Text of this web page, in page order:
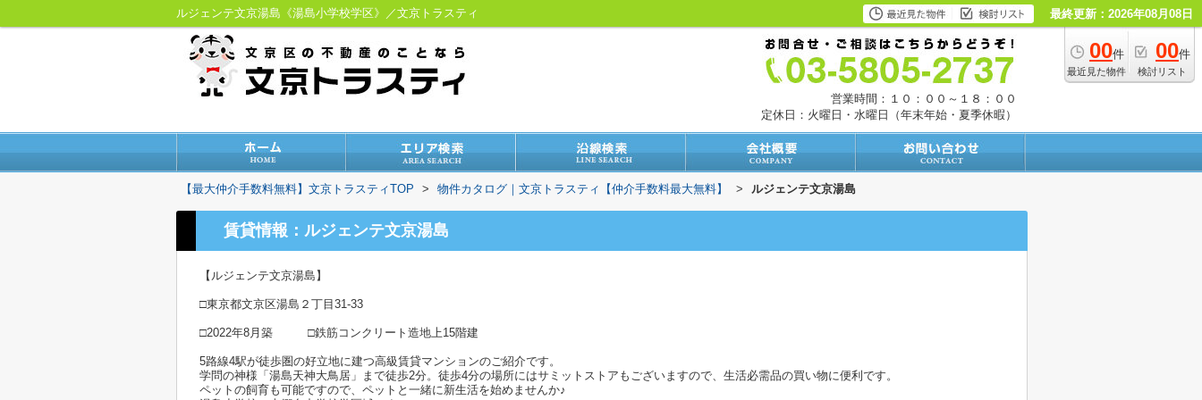
ルジェンテ文京湯島《湯島小学校学区》／文京トラスティ 最終更新：2026年08月08日
00件
最近見た物件
00件
検討リスト
営業時間：１０：００～１８：００
定休日：火曜日・水曜日（年末年始・夏季休暇）
【最大仲介手数料無料】文京トラスティTOP > 物件カタログ｜文京トラスティ【仲介手数料最大無料】 > ルジェンテ文京湯島
賃貸情報：ルジェンテ文京湯島
【ルジェンテ文京湯島】
□東京都文京区湯島２丁目31-33
□2022年8月築 □鉄筋コンクリート造地上15階建
5路線4駅が徒歩圏の好立地に建つ高級賃貸マンションのご紹介です。
学問の神様「湯島天神大鳥居」まで徒歩2分。徒歩4分の場所にはサミットストアもございますので、生活必需品の買い物に便利です。
ペットの飼育も可能ですので、ペットと一緒に新生活を始めませんか♪